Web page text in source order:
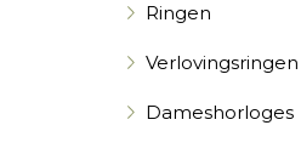
Ringen
Verlovingsringen
Dameshorloges